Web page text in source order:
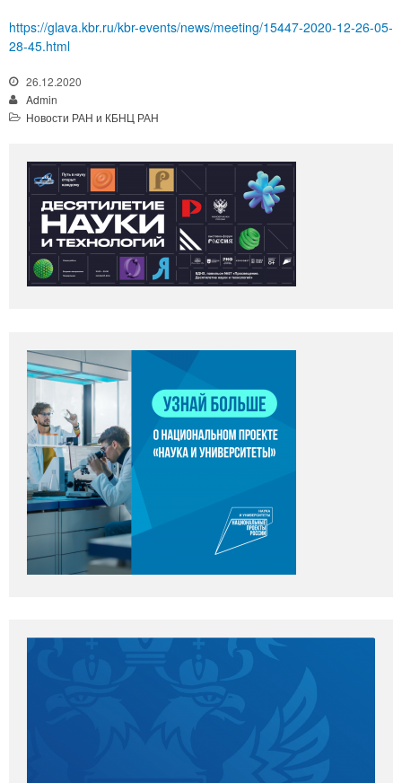
https://glava.kbr.ru/kbr-events/news/meeting/15447-2020-12-26-05-
28-45.html
26.12.2020
Admin
Новости РАН и КБНЦ РАН